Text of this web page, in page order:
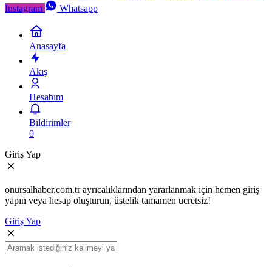
Instagram
Whatsapp
Anasayfa
Akış
Hesabım
Bildirimler
0
Giriş Yap
onursalhaber.com.tr ayrıcalıklarından yararlanmak için hemen giriş
yapın veya hesap oluşturun, üstelik tamamen ücretsiz!
Giriş Yap